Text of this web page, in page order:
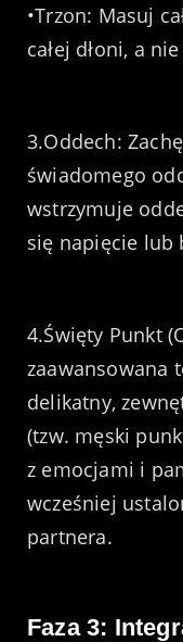
•Trzon: Masuj
całej dłoni, a
3.Oddech:
świadomego
wstrzymuje
się napięcie lub
4.Święty Punkt
zaawansowana
delikatny,
(tzw. męski
z emocjami i
wcześniej
partnera.
Faza 3: